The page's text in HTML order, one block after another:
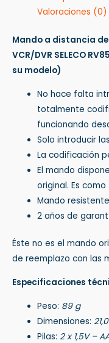
Valoraciones (0)
Mando a distancia
VCR/DVR SELECO
su modelo)
No hace falta
totalmente
funcionando
Solo introducir
La codificación
El mando
original. Es
Mando
2 años de
Éste no es el mando
de reemplazo con las
Especificaciones
Peso: 89 g
Dimensiones:
Pilas:2 x 1,5V –